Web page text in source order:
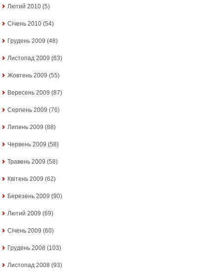
Лютий 2010 (5)
Січень 2010 (54)
Грудень 2009 (48)
Листопад 2009 (63)
Жовтень 2009 (55)
Вересень 2009 (87)
Серпень 2009 (76)
Липень 2009 (88)
Червень 2009 (58)
Травень 2009 (58)
Квітень 2009 (62)
Березень 2009 (90)
Лютий 2009 (69)
Січень 2009 (60)
Грудень 2008 (103)
Листопад 2008 (93)